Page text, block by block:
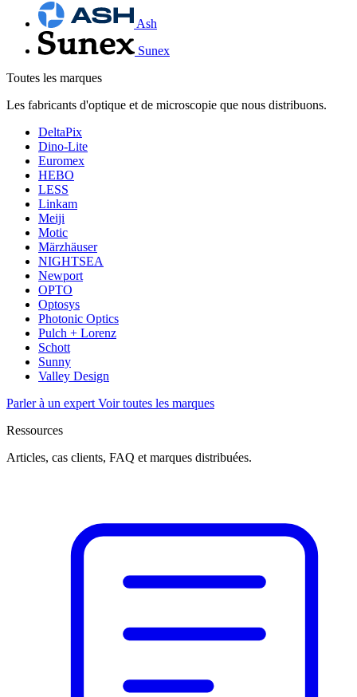
Ash
Sunex
Toutes les marques
Les fabricants d'optique et de microscopie que nous distribuons.
DeltaPix
Dino-Lite
Euromex
HEBO
LESS
Linkam
Meiji
Motic
Märzhäuser
NIGHTSEA
Newport
OPTO
Optosys
Photonic Optics
Pulch + Lorenz
Schott
Sunny
Valley Design
Parler à un expert Voir toutes les marques
Ressources
Articles, cas clients, FAQ et marques distribuées.